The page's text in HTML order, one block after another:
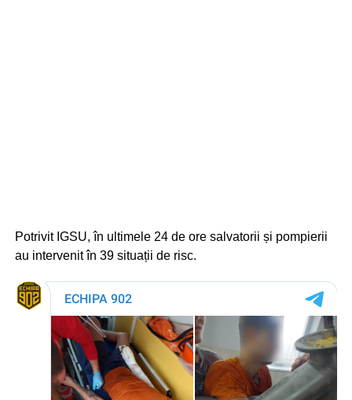
Potrivit IGSU, în ultimele 24 de ore salvatorii și pompierii
au intervenit în 39 situații de risc.